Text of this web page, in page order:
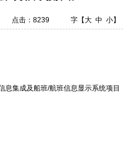
统 点击：8239 字【大 中 小】
集成及船班/航班信息显示系统项目